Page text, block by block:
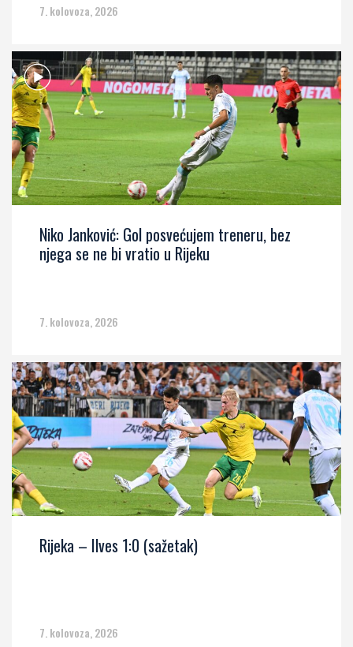
7. kolovoza, 2026
Niko Janković: Gol posvećujem treneru, bez
njega se ne bi vratio u Rijeku
7. kolovoza, 2026
Rijeka – Ilves 1:0 (sažetak)
7. kolovoza, 2026